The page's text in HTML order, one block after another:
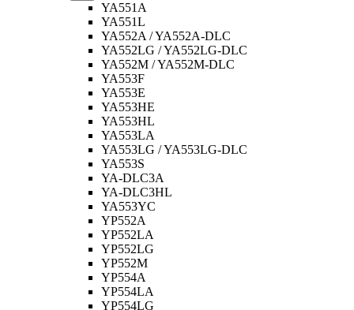
YA551A
YA551L
YA552A / YA552A-DLC
YA552LG / YA552LG-DLC
YA552M / YA552M-DLC
YA553F
YA553E
YA553HE
YA553HL
YA553LA
YA553LG / YA553LG-DLC
YA553S
YA-DLC3A
YA-DLC3HL
YA553YC
YP552A
YP552LA
YP552LG
YP552M
YP554A
YP554LA
YP554LG